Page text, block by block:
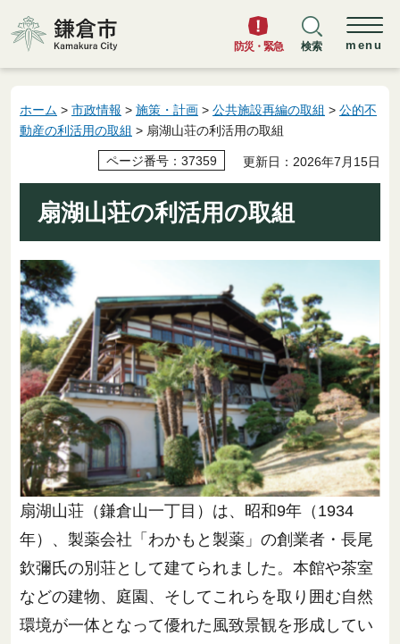
鎌倉市
防災・緊急 検索 menu
ホーム > 市政情報 > 施策・計画 > 公共施設再編の取組 > 公的不
動産の利活用の取組 > 扇湖山荘の利活用の取組
ページ番号：37359 更新日：2026年7月15日
扇湖山荘の利活用の取組
扇湖山荘（鎌倉山一丁目）は、昭和9年（1934
年）、製薬会社「わかもと製薬」の創業者・長尾
欽彌氏の別荘として建てられました。本館や茶室
などの建物、庭園、そしてこれらを取り囲む自然
環境が一体となって優れた風致景観を形成してい